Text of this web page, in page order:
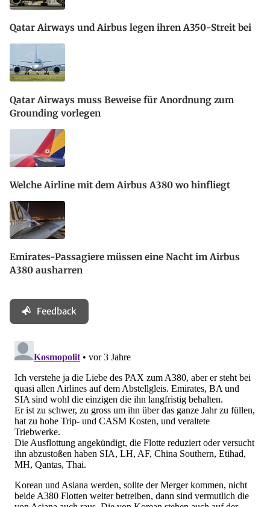
Qatar Airways und Airbus legen ihren A350-Streit bei
Qatar Airways muss Beweise für Anordnung zum
Grounding vorlegen
Welche Airline mit dem Airbus A380 wo hinfliegt
Emirates-Passagiere müssen eine Nacht im Airbus
A380 ausharren
Feedback